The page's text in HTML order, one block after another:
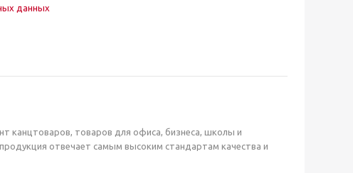
данных
канцтоваров, товаров для офиса, бизнеса, школы и
отвечает самым высоким стандартам качества и